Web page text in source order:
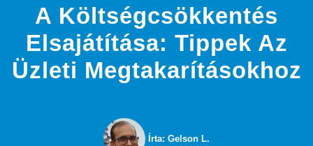
A Költségcsökkentés
Elsajátítása: Tippek Az
Üzleti Megtakarításokhoz
Írta: Gelson L.